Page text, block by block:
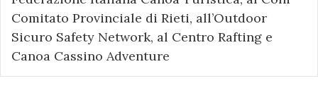
Comitato Provinciale di Rieti, all’Outdoor
Sicuro Safety Network, al Centro Rafting e
Canoa Cassino Adventure